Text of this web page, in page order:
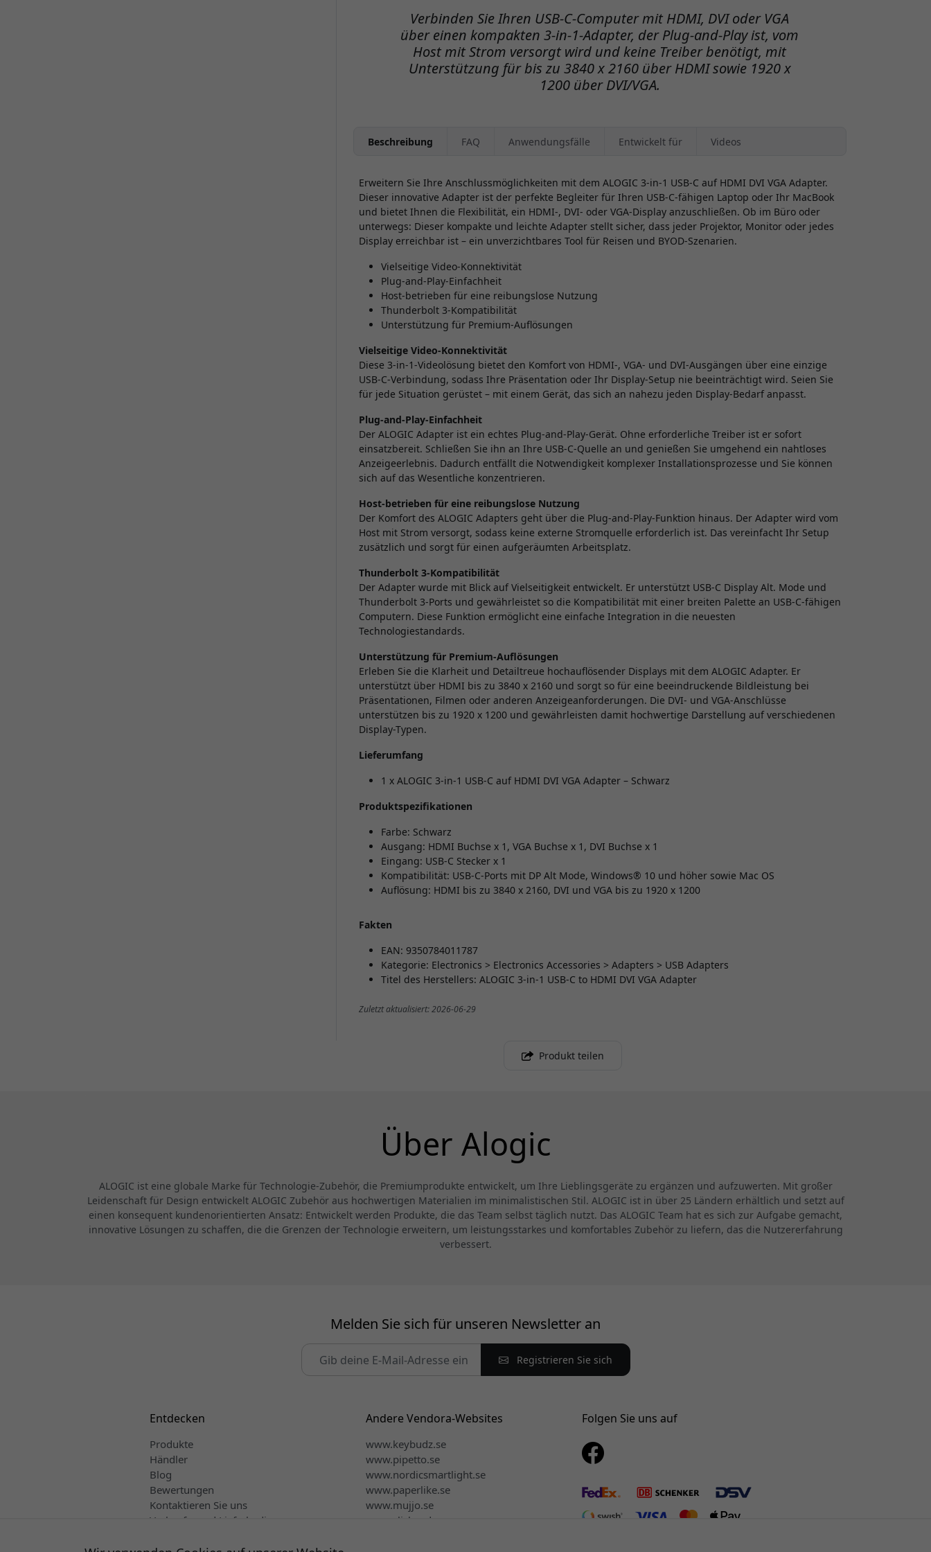
Verbinden Sie Ihren USB-C-Computer mit HDMI, DVI oder VGA
über einen kompakten 3-in-1-Adapter, der Plug-and-Play ist, vom
Host mit Strom versorgt wird und keine Treiber benötigt, mit
Unterstützung für bis zu 3840 x 2160 über HDMI sowie 1920 x
1200 über DVI/VGA.
Beschreibung FAQ Anwendungsfälle Entwickelt für Videos
Erweitern Sie Ihre Anschlussmöglichkeiten mit dem ALOGIC 3-in-1 USB-C auf HDMI DVI VGA Adapter.
Dieser innovative Adapter ist der perfekte Begleiter für Ihren USB-C-fähigen Laptop oder Ihr MacBook
und bietet Ihnen die Flexibilität, ein HDMI-, DVI- oder VGA-Display anzuschließen. Ob im Büro oder
unterwegs: Dieser kompakte und leichte Adapter stellt sicher, dass jeder Projektor, Monitor oder jedes
Display erreichbar ist – ein unverzichtbares Tool für Reisen und BYOD-Szenarien.
Vielseitige Video-Konnektivität
Plug-and-Play-Einfachheit
Host-betrieben für eine reibungslose Nutzung
Thunderbolt 3-Kompatibilität
Unterstützung für Premium-Auflösungen
Vielseitige Video-Konnektivität
Diese 3-in-1-Videolösung bietet den Komfort von HDMI-, VGA- und DVI-Ausgängen über eine einzige
USB-C-Verbindung, sodass Ihre Präsentation oder Ihr Display-Setup nie beeinträchtigt wird. Seien Sie
für jede Situation gerüstet – mit einem Gerät, das sich an nahezu jeden Display-Bedarf anpasst.
Plug-and-Play-Einfachheit
Der ALOGIC Adapter ist ein echtes Plug-and-Play-Gerät. Ohne erforderliche Treiber ist er sofort
einsatzbereit. Schließen Sie ihn an Ihre USB-C-Quelle an und genießen Sie umgehend ein nahtloses
Anzeigeerlebnis. Dadurch entfällt die Notwendigkeit komplexer Installationsprozesse und Sie können
sich auf das Wesentliche konzentrieren.
Host-betrieben für eine reibungslose Nutzung
Der Komfort des ALOGIC Adapters geht über die Plug-and-Play-Funktion hinaus. Der Adapter wird vom
Host mit Strom versorgt, sodass keine externe Stromquelle erforderlich ist. Das vereinfacht Ihr Setup
zusätzlich und sorgt für einen aufgeräumten Arbeitsplatz.
Thunderbolt 3-Kompatibilität
Der Adapter wurde mit Blick auf Vielseitigkeit entwickelt. Er unterstützt USB-C Display Alt. Mode und
Thunderbolt 3-Ports und gewährleistet so die Kompatibilität mit einer breiten Palette an USB-C-fähigen
Computern. Diese Funktion ermöglicht eine einfache Integration in die neuesten
Technologiestandards.
Unterstützung für Premium-Auflösungen
Erleben Sie die Klarheit und Detailtreue hochauflösender Displays mit dem ALOGIC Adapter. Er
unterstützt über HDMI bis zu 3840 x 2160 und sorgt so für eine beeindruckende Bildleistung bei
Präsentationen, Filmen oder anderen Anzeigeanforderungen. Die DVI- und VGA-Anschlüsse
unterstützen bis zu 1920 x 1200 und gewährleisten damit hochwertige Darstellung auf verschiedenen
Display-Typen.
Lieferumfang
1 x ALOGIC 3-in-1 USB-C auf HDMI DVI VGA Adapter – Schwarz
Produktspezifikationen
Farbe: Schwarz
Ausgang: HDMI Buchse x 1, VGA Buchse x 1, DVI Buchse x 1
Eingang: USB-C Stecker x 1
Kompatibilität: USB-C-Ports mit DP Alt Mode, Windows® 10 und höher sowie Mac OS
Auflösung: HDMI bis zu 3840 x 2160, DVI und VGA bis zu 1920 x 1200
Fakten
EAN: 9350784011787
Kategorie: Electronics > Electronics Accessories > Adapters > USB Adapters
Titel des Herstellers: ALOGIC 3-in-1 USB-C to HDMI DVI VGA Adapter
Zuletzt aktualisiert: 2026-06-29
Produkt teilen
Über Alogic
ALOGIC ist eine globale Marke für Technologie-Zubehör, die Premiumprodukte entwickelt, um Ihre Lieblingsgeräte zu ergänzen und aufzuwerten. Mit großer
Leidenschaft für Design entwickelt ALOGIC Zubehör aus hochwertigen Materialien im minimalistischen Stil. ALOGIC ist in über 25 Ländern erhältlich und setzt auf
einen konsequent kundenorientierten Ansatz: Entwickelt werden Produkte, die das Team selbst täglich nutzt. Das ALOGIC Team hat es sich zur Aufgabe gemacht,
innovative Lösungen zu schaffen, die die Grenzen der Technologie erweitern, um leistungsstarkes und komfortables Zubehör zu liefern, das die Nutzererfahrung
verbessert.
Melden Sie sich für unseren Newsletter an
Registrieren Sie sich
Entdecken
Produkte
Händler
Blog
Bewertungen
Kontaktieren Sie uns
Verkaufs- und Lieferbedingungen
Andere Vendora-Websites
www.keybudz.se
www.pipetto.se
www.nordicsmartlight.se
www.paperlike.se
www.mujjo.se
www.clickandgrow.se
Folgen Sie uns auf